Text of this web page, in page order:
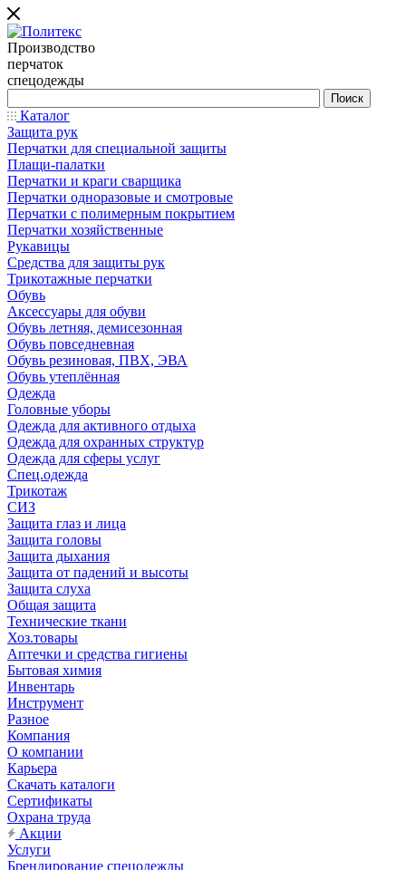
Производство
перчаток
спецодежды
Каталог
Защита рук
Перчатки для специальной защиты
Плащи-палатки
Перчатки и краги сварщика
Перчатки одноразовые и смотровые
Перчатки с полимерным покрытием
Перчатки хозяйственные
Рукавицы
Средства для защиты рук
Трикотажные перчатки
Обувь
Аксессуары для обуви
Обувь летняя, демисезонная
Обувь повседневная
Обувь резиновая, ПВХ, ЭВА
Обувь утеплённая
Одежда
Головные уборы
Одежда для активного отдыха
Одежда для охранных структур
Одежда для сферы услуг
Спец.одежда
Трикотаж
СИЗ
Защита глаз и лица
Защита головы
Защита дыхания
Защита от падений и высоты
Защита слуха
Общая защита
Технические ткани
Хоз.товары
Аптечки и средства гигиены
Бытовая химия
Инвентарь
Инструмент
Разное
Компания
О компании
Карьера
Cкачать каталоги
Сертификаты
Охрана труда
Акции
Услуги
Брендирование спецодежды